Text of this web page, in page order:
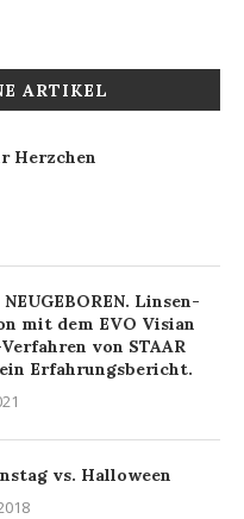
ARTIKEL
Herzchen
NEUGEBOREN. Linsen-
mit dem EVO Visian
von STAAR
Erfahrungsbericht.
vs. Halloween